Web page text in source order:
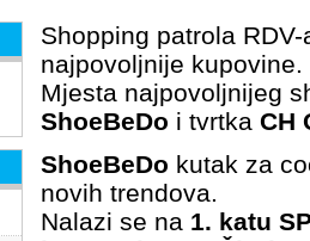
Shopping patrola
najpovoljnije kupovine.
Mjesta najpovoljnijeg
ShoeBeDo i tvrtka CH
ShoeBeDo kutak za
novih trendova.
Nalazi se na 1. katu